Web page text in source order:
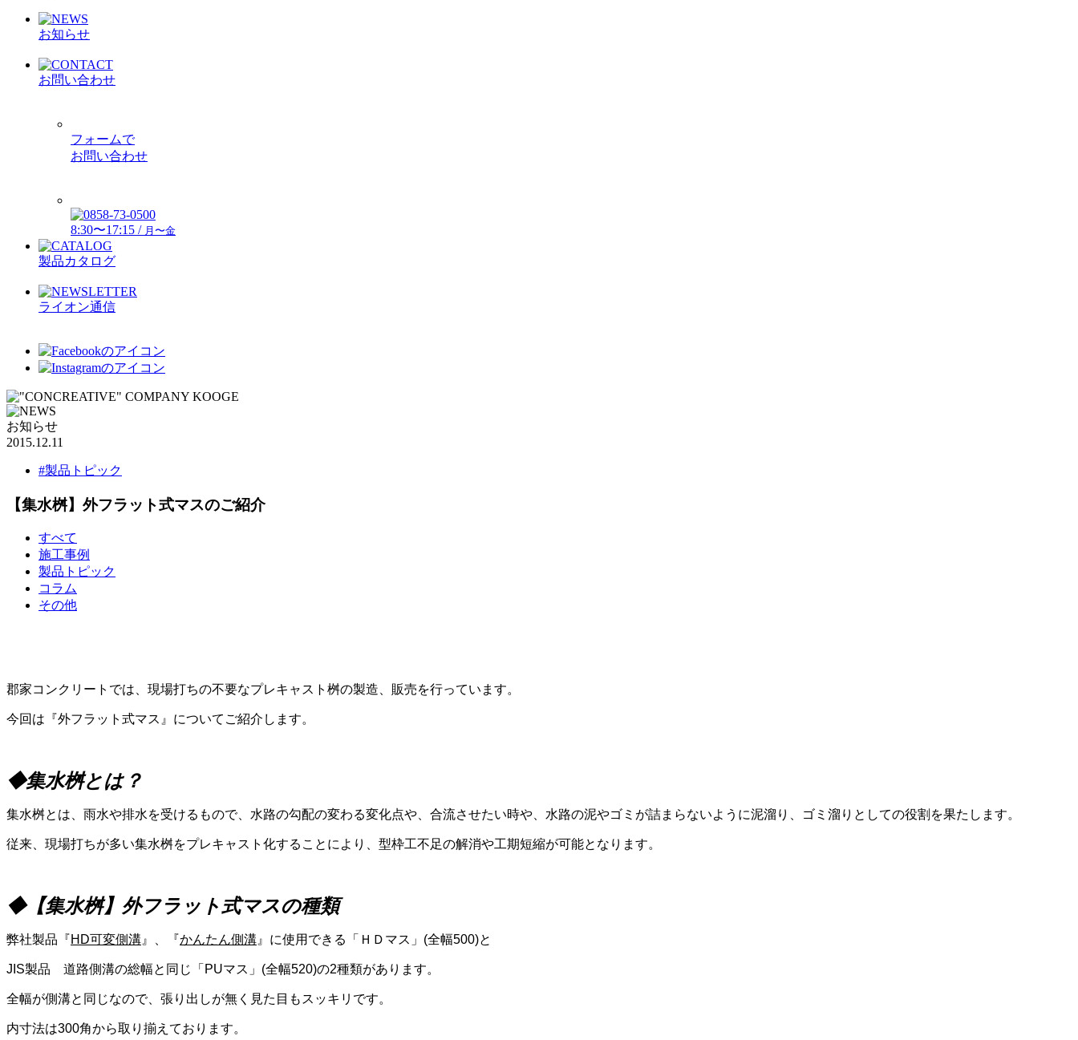
お知らせ
お問い合わせ
フォームで
お問い合わせ
8:30〜17:15 / 月〜金
製品カタログ
ライオン通信
お知らせ
2015.12.11
#製品トピック
【集水桝】外フラット式マスのご紹介
すべて
施工事例
製品トピック
コラム
その他
郡家コンクリートでは、現場打ちの不要なプレキャスト桝の製造、販売を行っています。
今回は『外フラット式マス』についてご紹介します。
◆集水桝とは？
集水桝とは、雨水や排水を受けるもので、水路の勾配の変わる変化点や、合流させたい時や、水路の泥やゴミが詰まらないように泥溜り、ゴミ溜りとしての役割を果たします。
従来、現場打ちが多い集水桝をプレキャスト化することにより、型枠工不足の解消や工期短縮が可能となります。
◆【集水桝】外フラット式マスの種類
弊社製品『HD可変側溝』、『かんたん側溝』に使用できる「ＨＤマス」 (全幅500)と
JIS製品 道路側溝の総幅と同じ「 PUマス」 (全幅520)の2種類があります。
全幅が側溝と同じなので、張り出しが無く見た目もスッキリです。
内寸法は300角から取り揃えております。